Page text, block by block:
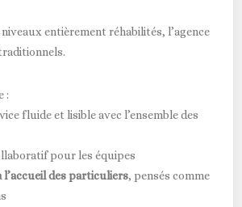
entièrement réhabilités, l’agence
:
fluide et lisible avec l’ensemble des
pour les équipes
l’accueil des particuliers, pensés comme